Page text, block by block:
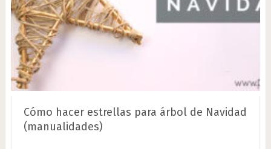
Cómo hacer estrellas para árbol de Navidad
(manualidades)